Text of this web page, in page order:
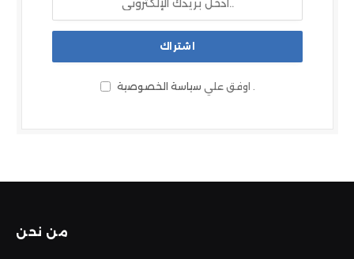
اوفق علي سياسة الخصوصية .
من نحن